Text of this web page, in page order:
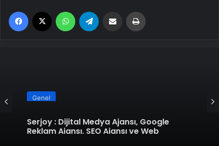
Facebook WhatsApp Email'den paylaş
Genel
Reklam Ajansı, SEO Ajansı ve Web
Tasarım Ajansı